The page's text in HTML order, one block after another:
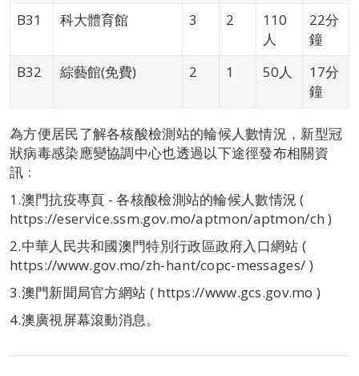
B31
科大體育館 3 2
110
人
22分
鐘
B32
綜藝館(免費) 2 1 50人
17分
鐘
為方便居民了解各核酸檢測站的輪候人數情況，新型冠
狀病毒感染應變協調中心也透過以下途徑發布相關資
訊﹕
1.澳門抗疫專頁 - 各核酸檢測站的輪候人數情況 (
https://eservice.ssm.gov.mo/aptmon/aptmon/ch )
2.中華人民共和國澳門特別行政區政府入口網站 (
https://www.gov.mo/zh-hant/copc-messages/ )
3.澳門新聞局官方網站 ( https://www.gcs.gov.mo )
4.澳廣視屏幕滾動消息。